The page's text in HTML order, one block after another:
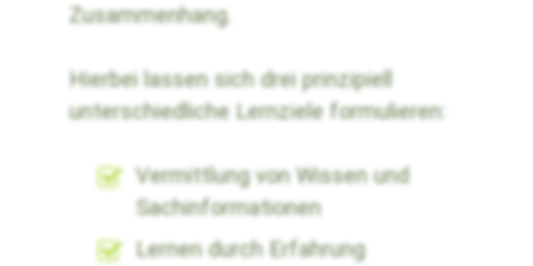
Zusammenhang.
Hierbei lassen sich drei prinzipiell
unterschiedliche Lernziele formulieren:
Vermittlung von Wissen und
Sachinformationen
Lernen durch Erfahrung